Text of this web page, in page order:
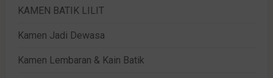
KAMEN BATIK LILIT
Kamen Jadi Dewasa
Kamen Lembaran & Kain Batik